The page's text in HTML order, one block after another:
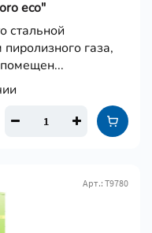
eco"
стальной
газа,
Арт.: Т9780